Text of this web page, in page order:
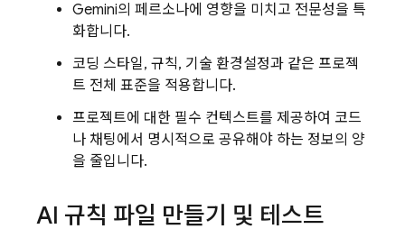
Gemini의 페르소나에 영향을 미치고 전문성을 특
화합니다.
코딩 스타일, 규칙, 기술 환경설정과 같은 프로젝
트 전체 표준을 적용합니다.
프로젝트에 대한 필수 컨텍스트를 제공하여 코드
나 채팅에서 명시적으로 공유해야 하는 정보의 양
을 줄입니다.
AI 규칙 파일 만들기 및 테스트